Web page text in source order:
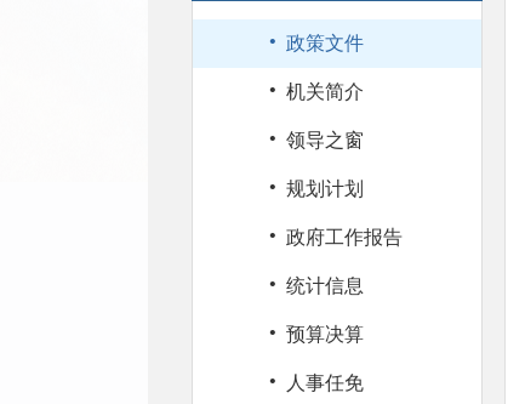
· 政策文件
· 机关简介
· 领导之窗
· 规划计划
· 政府工作报告
· 统计信息
· 预算决算
· 人事任免